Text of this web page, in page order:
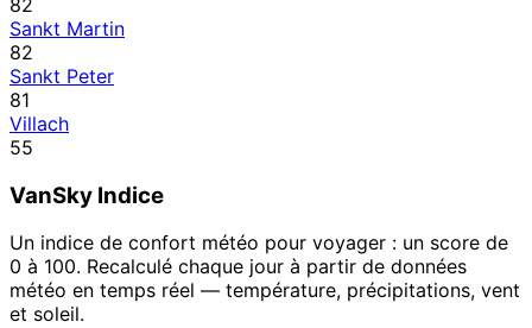
Sankt Martin
82
Sankt Peter
81
Villach
55
VanSky Indice
Un indice de confort météo pour voyager : un score de
0 à 100. Recalculé chaque jour à partir de données
météo en temps réel — température, précipitations, vent
et soleil.